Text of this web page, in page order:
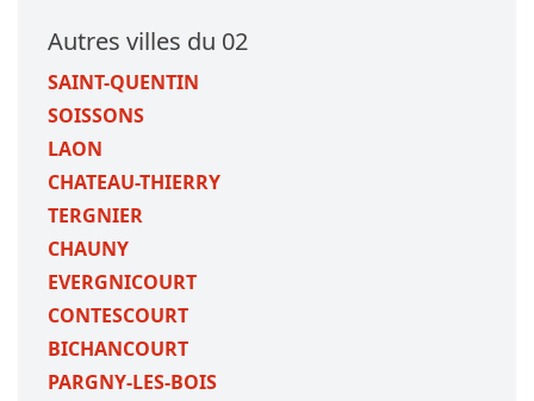
Autres villes du 02
SAINT-QUENTIN
SOISSONS
LAON
CHATEAU-THIERRY
TERGNIER
CHAUNY
EVERGNICOURT
CONTESCOURT
BICHANCOURT
PARGNY-LES-BOIS